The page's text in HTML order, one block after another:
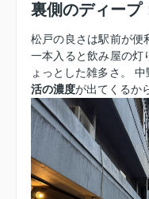
裏側のディープ
松戸の良さは駅前が便
一本入ると飲み屋の灯
ょっとした雑多さ。
活の濃度が出てくるか